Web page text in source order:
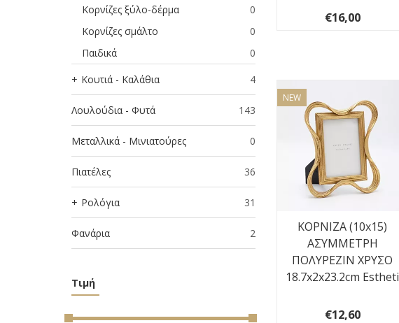
Κορνίζες ξύλο-δέρμα
0
Κορνίζες σμάλτο
0
Παιδικά
0
Κουτιά - Καλάθια
4
Λουλούδια - Φυτά 143
Μεταλλικά - Μινιατούρες 0
Πιατέλες 36
Ρολόγια 31
Φανάρια 2
Τιμή
€16,00
NEW
ΚΟΡΝΙΖΑ (10x15)
ΑΣΥΜΜΕΤΡΗ
ΠΟΛΥΡΕΖΙΝ ΧΡΥΣΟ
18.7x2x23.2cm Estheti
€12,60